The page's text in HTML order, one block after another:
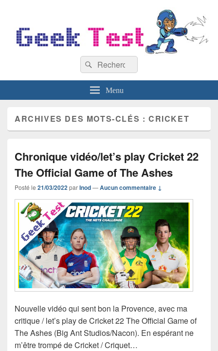
Recherche :
Rechercher
Menu
ARCHIVES DES MOTS-CLÉS :CRICKET
Chronique vidéo/let’s play Cricket 22
The Official Game of The Ashes
Posté le 21/03/2022parInod—Aucun commentaire ↓
Nouvelle vidéo qui sent bon la Provence, avec ma
critique / let’s play de Cricket 22 The Official Game of
The Ashes (Big Ant Studios/Nacon). En espérant ne
m’être trompé de Cricket / Criquet…